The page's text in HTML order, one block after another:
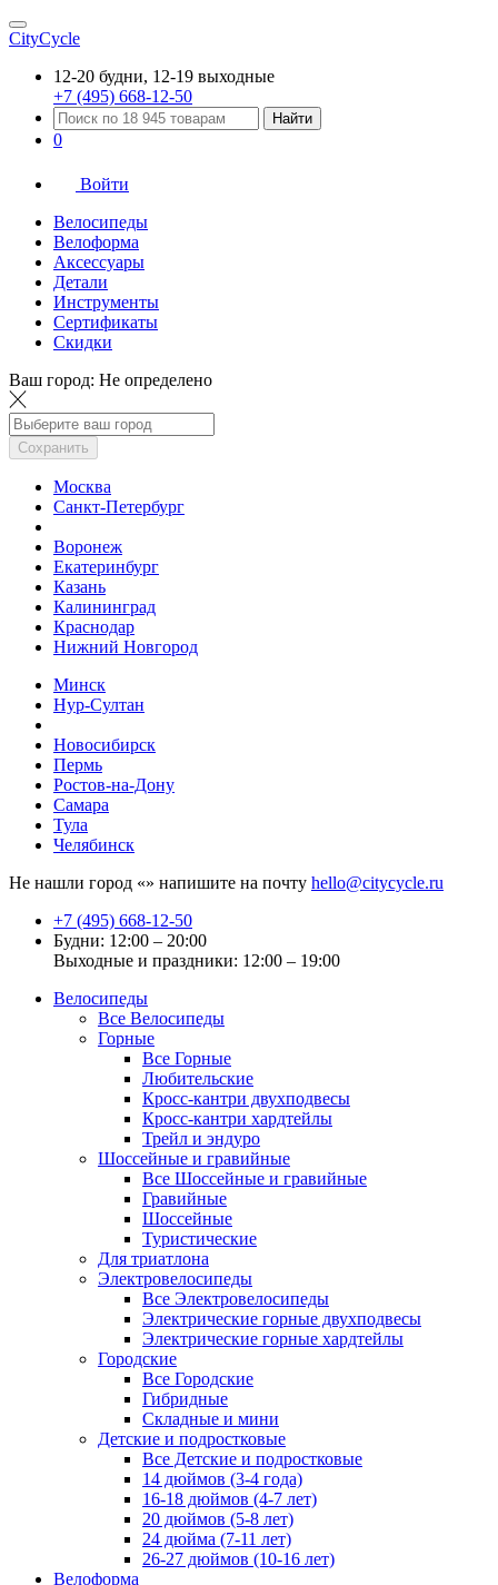
CityCycle
12-20 будни, 12-19 выходные
+7 (495) 668-12-50
Найти
0
Войти
Велосипеды
Велоформа
Аксессуары
Детали
Инструменты
Сертификаты
Скидки
Ваш город: Не определено
Сохранить
Москва
Санкт-Петербург
Воронеж
Екатеринбург
Казань
Калининград
Краснодар
Нижний Новгород
Минск
Нур-Султан
Новосибирск
Пермь
Ростов-на-Дону
Самара
Тула
Челябинск
Не нашли город «» напишите на почту hello@citycycle.ru
+7 (495) 668-12-50
Будни: 12:00 – 20:00
Выходные и праздники: 12:00 – 19:00
Велосипеды
Все Велосипеды
Горные
Все Горные
Любительские
Кросс-кантри двухподвесы
Кросс-кантри хардтейлы
Трейл и эндуро
Шоссейные и гравийные
Все Шоссейные и гравийные
Гравийные
Шоссейные
Туристические
Для триатлона
Электровелосипеды
Все Электровелосипеды
Электрические горные двухподвесы
Электрические горные хардтейлы
Городские
Все Городские
Гибридные
Складные и мини
Детские и подростковые
Все Детские и подростковые
14 дюймов (3-4 года)
16-18 дюймов (4-7 лет)
20 дюймов (5-8 лет)
24 дюйма (7-11 лет)
26-27 дюймов (10-16 лет)
Велоформа